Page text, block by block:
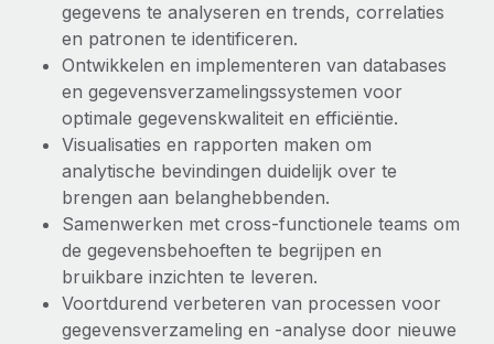
Hoe Phiture 55 werknemers in 19 landen
beheert met Remote
Phiture, een toonaangevende leider in de wereldwijde
mobiele groeiadviessector, zet zich sinds 2016...
Meer informatie
gegevens te analyseren en trends, correlaties
en patronen te identificeren.
Ontwikkelen en implementeren van databases
en gegevensverzamelingssystemen voor
optimale gegevenskwaliteit en efficiëntie.
Visualisaties en rapporten maken om
analytische bevindingen duidelijk over te
brengen aan belanghebbenden.
Samenwerken met cross-functionele teams om
de gegevensbehoeften te begrijpen en
bruikbare inzichten te leveren.
Voortdurend verbeteren van processen voor
gegevensverzameling en -analyse door nieuwe